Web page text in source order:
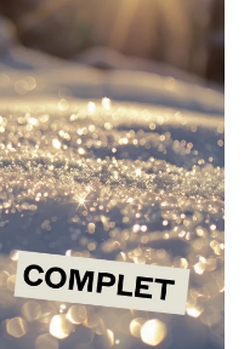
cultural
Orquesta y músicos